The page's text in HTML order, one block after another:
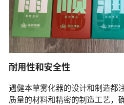
耐用性和安全性
遇健本草雾化器的设计和制造都
质量的材料和精密的制造工艺，